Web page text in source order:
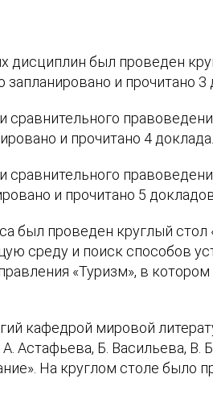
дисциплин был проведен
запланировано и прочитано 3
и прочитано 4 доклада.
и прочитано 5
был проведен круглый
среду и поиск способов
«Туризм», в
кафедрой мировой
Астафьева, Б. Васильева, В.
На круглом столе было